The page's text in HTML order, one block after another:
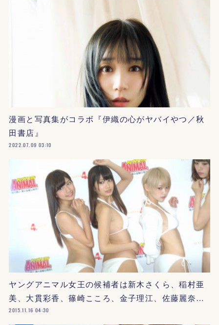
漫画と写真集がコラボ『伊織の心がヤバイやつ／秋
田書店』
2022.07.09 03:10
ヤングアニマル女王の候補者は新木さくら、稲村亜
美、大貫彩香、篠崎こころ、金子理江、佐藤麗奈…
2015.11.16 04:30